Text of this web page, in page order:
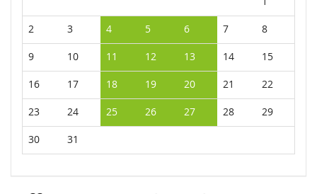
2 3 4 5 6 7 8
9 10 11 12 13 14 15
16 17 18 19 20 21 22
23 24 25 26 27 28 29
30 31